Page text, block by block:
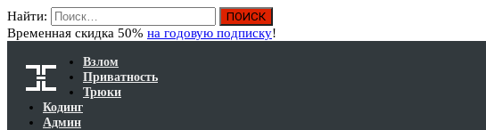
Найти:
Временная скидка 50% на годовую подписку!
Взлом
Приватность
Трюки
Кодинг
Админ